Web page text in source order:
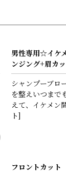
男性専用☆イケ
ンジング+眉カ
シャンプーブロ
を整えいつまで
えて、イケメン
ト]
フロントカット